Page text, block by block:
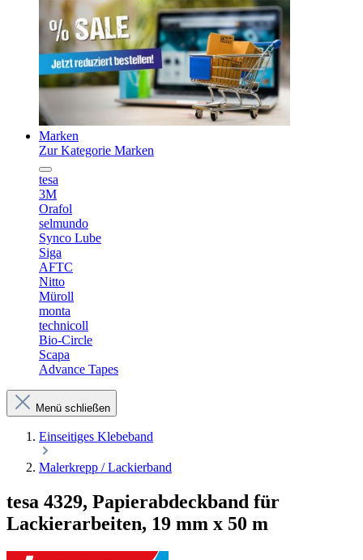
Marken
Zur Kategorie Marken
tesa
3M
Orafol
selmundo
Synco Lube
Siga
AFTC
Nitto
Müroll
monta
technicoll
Bio-Circle
Scapa
Advance Tapes
Menü schließen
Einseitiges Klebeband
Malerkrepp / Lackierband
tesa 4329, Papierabdeckband für
Lackierarbeiten, 19 mm x 50 m